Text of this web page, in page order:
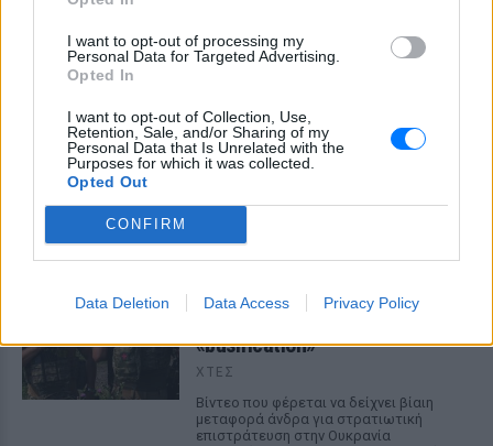
I want to opt-out of processing my
Personal Data for Targeted Advertising.
Opted In
I want to opt-out of Collection, Use,
Retention, Sale, and/or Sharing of my
Personal Data that Is Unrelated with the
Purposes for which it was collected.
Opted Out
CONFIRM
Data Deletion Data Access Privacy Policy
ΔΕΙΤΕ ΕΠΙΣΗΣ
ΣΤΗΝ ΙΔΙΑ ΚΑΤΗΓΟΡΙΑ
19χρονο να οδηγείται με τη βία
«busification»
ΧΤΕΣ
Βίντεο που φέρεται να δείχνει βίαιη
μεταφορά άνδρα για στρατιωτική
επιστράτευση στην Ουκρανία